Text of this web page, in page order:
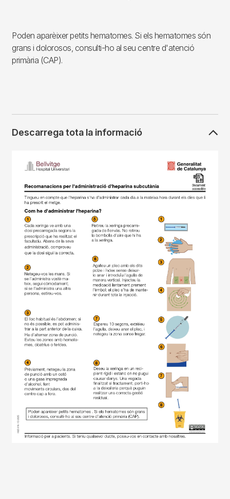
Poden aparèixer petits hematomes. Si els hematomes són
grans i dolorosos, consulti-ho al seu centre d'atenció
primària (CAP).
Descarrega tota la informació